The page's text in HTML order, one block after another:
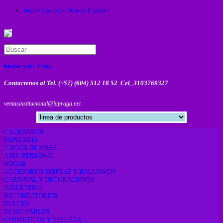
Inicio Contacto Nuevo Ingresar
buscar por : Array
Contactenos al Tel. (+57) (604) 512 18 52 Cel_3103769327
ventasinstitucional@lapraga.net
CACHARROS
PAPELERIA
JUEGOS DE MESA
ASEO PERSONAL
HOGAR
ACCESORIOS DISFRAZ Y HALLOWEN
CARNAVAL Y DECORACIONES
JUGUETERIA
RECORDATORIOS
DULCES
DESECHABLES
COSMETICOS Y BELLEZA